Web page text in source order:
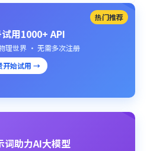
热门推荐
用1000+ API
理世界 · 无需多次注册
开始试用 →
词助力AI大模型